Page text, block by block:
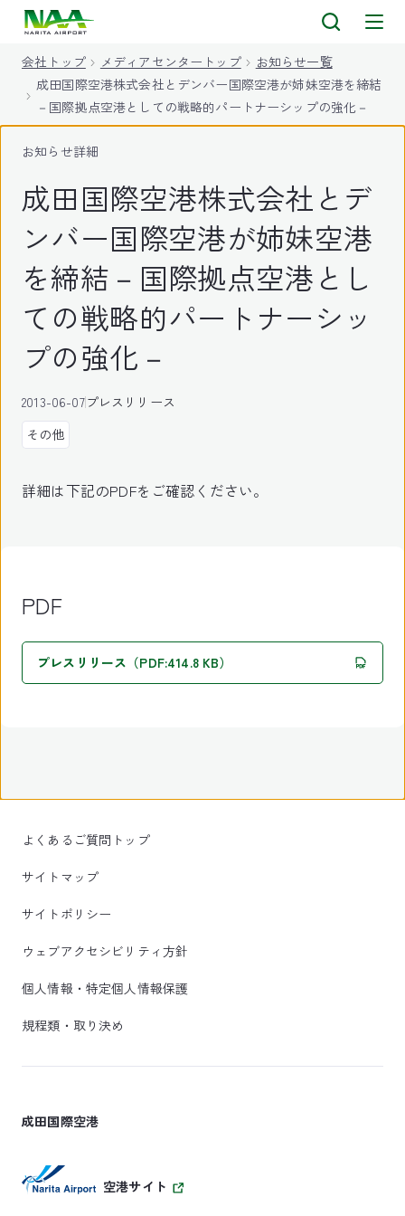
会社トップ メディアセンタートップ
お知らせ一覧
成田国際空港株式会社とデンバー国際空港が姉妹空港を締結
－国際拠点空港としての戦略的パートナーシップの強化－
お知らせ詳細
成田国際空港株式会社とデ
ンバー国際空港が姉妹空港
を締結－国際拠点空港とし
ての戦略的パートナーシッ
プの強化－
2013-06-07プレスリリース
その他
詳細は下記のPDFをご確認ください。
PDF
プレスリリース（PDF:414.8 KB）
よくあるご質問トップ
サイトマップ
サイトポリシー
ウェブアクセシビリティ方針
個人情報・特定個人情報保護
規程類・取り決め
成田国際空港
空港サイト